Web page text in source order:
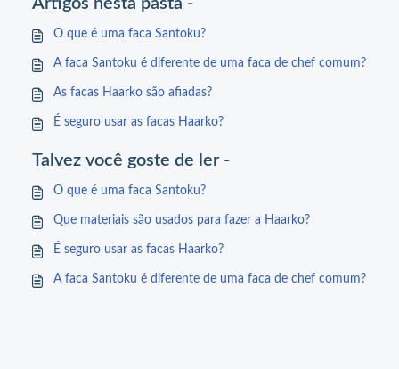
Artigos nesta pasta -
O que é uma faca Santoku?
A faca Santoku é diferente de uma faca de chef comum?
As facas Haarko são afiadas?
É seguro usar as facas Haarko?
Talvez você goste de ler -
O que é uma faca Santoku?
Que materiais são usados para fazer a Haarko?
É seguro usar as facas Haarko?
A faca Santoku é diferente de uma faca de chef comum?